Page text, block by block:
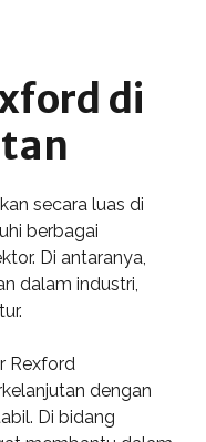
di
secara luas di
berbagai
Di antaranya,
dalam industri,
Rexford
dengan
Di bidang